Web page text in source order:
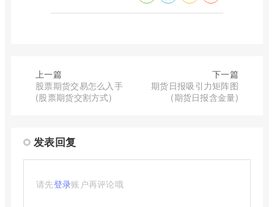
上一篇
股票期货交易怎么入手
(股票期货交割方式)
下一篇
期货日报吸引力矩阵图
(期货日报含金量)
发表回复
请先登录账户再评论哦